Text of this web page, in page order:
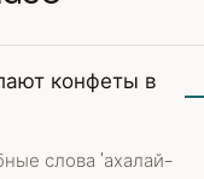
конфеты в
слова 'ахалай-